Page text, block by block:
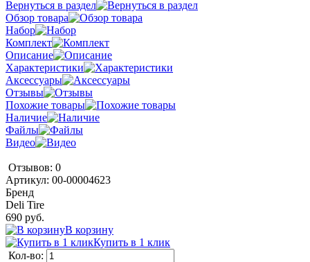
Вернуться в раздел
Обзор товара
Набор
Комплект
Описание
Характеристики
Аксессуары
Отзывы
Похожие товары
Наличие
Файлы
Видео
Отзывов: 0
Артикул: 00-00004623
Бренд
Deli Tire
690 руб.
В корзину
Купить в 1 клик
Кол-во: